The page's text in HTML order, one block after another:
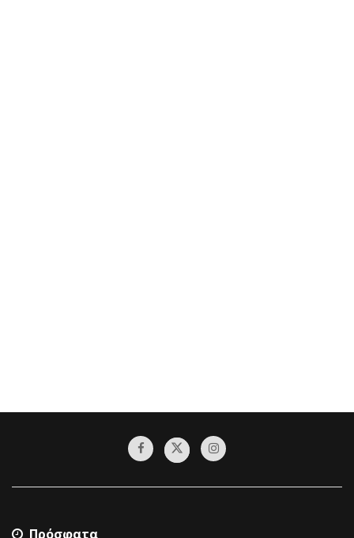
Πρόσφατα